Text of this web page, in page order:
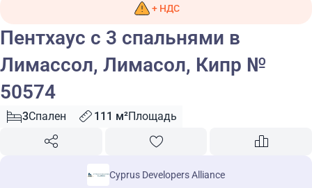
+ НДС
Пентхаус с 3 спальнями в
Лимассол, Лимасол, Кипр №
50574
3Спален 111 м²Площадь
Cyprus Developers Alliance